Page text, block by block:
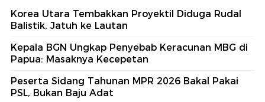
Korea Utara Tembakkan Proyektil Diduga Rudal
Balistik, Jatuh ke Lautan
Kepala BGN Ungkap Penyebab Keracunan MBG di
Papua: Masaknya Kecepetan
Peserta Sidang Tahunan MPR 2026 Bakal Pakai
PSL, Bukan Baju Adat